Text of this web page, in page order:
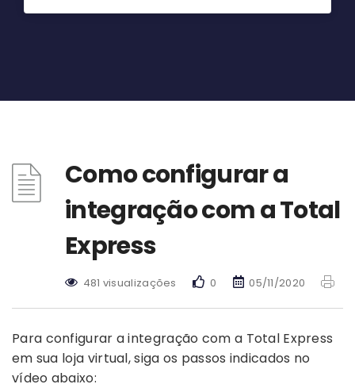
Como configurar a
integração com a Total
Express
481 visualizações 0 05/11/2020
Para configurar a integração com a Total Express
em sua loja virtual, siga os passos indicados no
vídeo abaixo: